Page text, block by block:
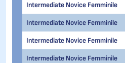
Intermediate Novice Femminile
Intermediate Novice Femminile
Intermediate Novice Femminile
Intermediate Novice Femminile